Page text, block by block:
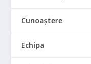
Cunoaștere
Echipa